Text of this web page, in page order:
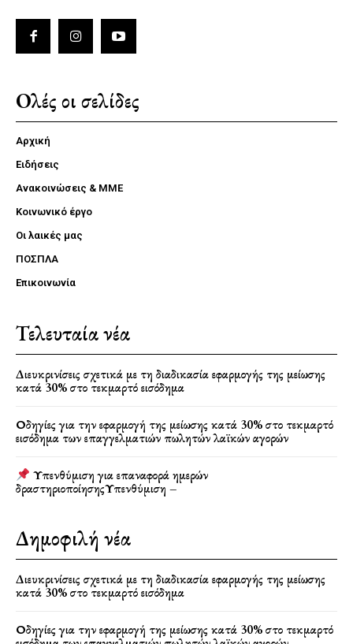
Ολές οι σελίδες
Αρχική
Ειδήσεις
Ανακοινώσεις & ΜΜΕ
Κοινωνικό έργο
Οι λαικές μας
ΠΟΣΠΛΑ
Επικοινωνία
Τελευταία νέα
Διευκρινίσεις σχετικά με τη διαδικασία εφαρμογής της μείωσης
κατά 30% στο τεκμαρτό εισόδημα
Οδηγίες για την εφαρμογή της μείωσης κατά 30% στο τεκμαρτό
εισόδημα των επαγγελματιών πωλητών λαϊκών αγορών
Υπενθύμιση για επαναφορά ημερών
δραστηριοποίησηςΥπενθύμιση –
Δημοφιλή νέα
Διευκρινίσεις σχετικά με τη διαδικασία εφαρμογής της μείωσης
κατά 30% στο τεκμαρτό εισόδημα
Οδηγίες για την εφαρμογή της μείωσης κατά 30% στο τεκμαρτό